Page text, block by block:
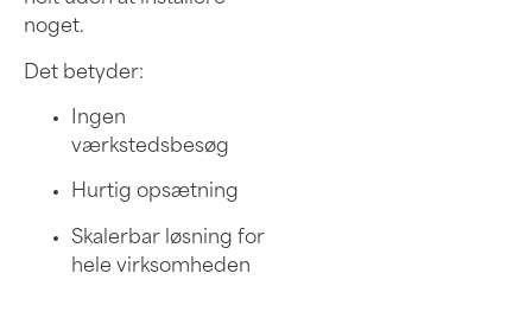
noget.
Det betyder:
Ingen
værkstedsbesøg
Hurtig opsætning
Skalerbar løsning for
hele virksomheden